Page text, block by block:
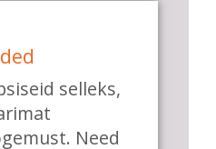
selleks,
Need